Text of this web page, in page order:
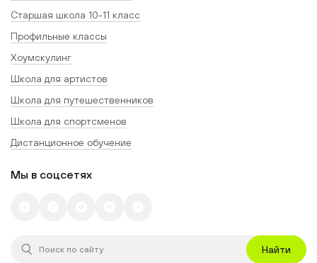
Старшая школа 10-11 класс
Профильные классы
Хоумскулинг
Школа для артистов
Школа для путешественников
Школа для спортсменов
Дистанционное обучение
Мы в соцсетях
Найти